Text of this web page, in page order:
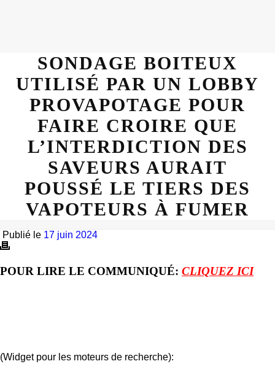
SONDAGE BOITEUX
UTILISÉ PAR UN LOBBY
PROVAPOTAGE POUR
FAIRE CROIRE QUE
L’INTERDICTION DES
SAVEURS AURAIT
POUSSÉ LE TIERS DES
VAPOTEURS À FUMER
Publié le 17 juin 2024
POUR LIRE LE COMMUNIQUÉ: CLIQUEZ ICI
(Widget pour les moteurs de recherche):